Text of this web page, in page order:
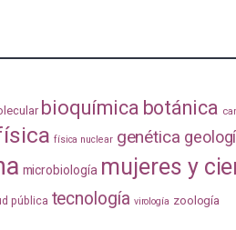
bioquímica botánica
física nuclear genética
microbiología mujeres y
pública tecnología virología zoología